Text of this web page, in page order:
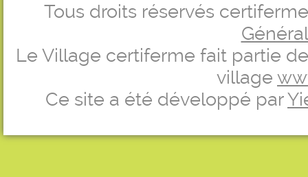
Tous droits réservés
Le Village certiferme fait partie
village
Ce site a été développé par